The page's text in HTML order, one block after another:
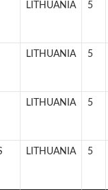
LITHUANIA 5
LITHUANIA 5
LITHUANIA 5
LITHUANIA 5